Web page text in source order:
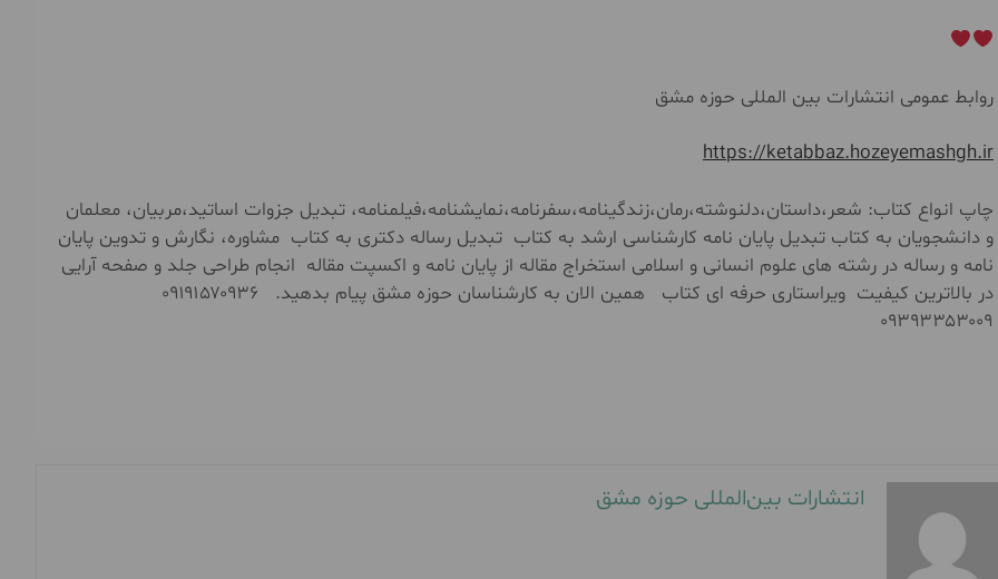
روابط عمومی انتشارات بین المللی حوزه مشق
https://ketabbaz.hozeyemashgh.ir
چاپ انواع کتاب: شعر،داستان،دلنوشته،رمان،زندگینامه،سفرنامه،نمايشنامه،فیلمنامه، تبدیل جزوات اساتید،مربیان، معلمان
و دانشجویان به کتاب تبدیل پایان نامه کارشناسی ارشد به کتاب تبدیل رساله دکتری به کتاب مشاوره، نگارش و تدوین پایان
نامه و رساله در رشته های علوم انسانی و اسلامی استخراج مقاله از پایان نامه و اکسپت مقاله انجام طراحی جلد و صفحه آرایی
۰۹۳۹۳۳۵۳۰۰۹
انتشارات بین‌المللی حوزه مشق